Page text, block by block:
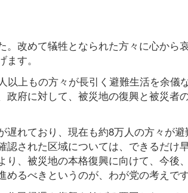
改めて犠牲となられた方々に心から
す。
上もの方々が長引く避難生活を余儀
府に対して、被災地の復興と被災者
れており、現在も約8万人の方々が
された区域については、できるだけ
、被災地の本格復興に向けて、今後
るべきというのが、わが党の考えです